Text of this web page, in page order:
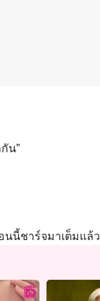
น”
นนี้ชาร์จมาเต็มแล้ว